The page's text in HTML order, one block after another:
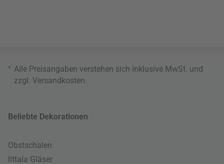
* Alle Preisangaben verstehen sich inklusive MwSt. und
zzgl. Versandkosten.
Beliebte Dekorationen
Obstschalen
Iittala Gläser